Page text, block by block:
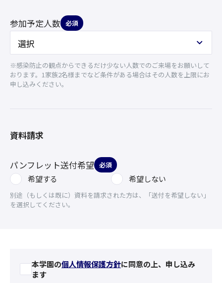
参加予定人数 必須
※感染防止の観点からできるだけ少ない人数でのご来場をお願いして
おります。1家族2名様までなど条件がある場合はその人数を上限にお
申し込みください。
資料請求
パンフレット送付希望 必須
希望する 希望しない
別途（もしくは既に）資料を請求された方は、「送付を希望しない」
を選択してください。
本学園の個人情報保護方針に同意の上、申し込み
ます